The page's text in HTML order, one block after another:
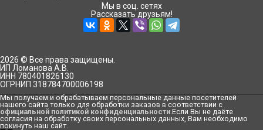
Мы в соц. сетях
Рассказать друзьям!
2026 © Все права защищены.
ИП Ломанова А.В.
ИНН 780401826130
ОГРНИП 318784700006198
Мы получаем и обрабатываем персональные данные посетителей
нашего сайта только для обработки заказов в соответствии с
официальной политикой конфиденциальности.Если Вы не даёте
согласия на обработку своих персональных данных, Вам необходимо
покинуть наш сайт.